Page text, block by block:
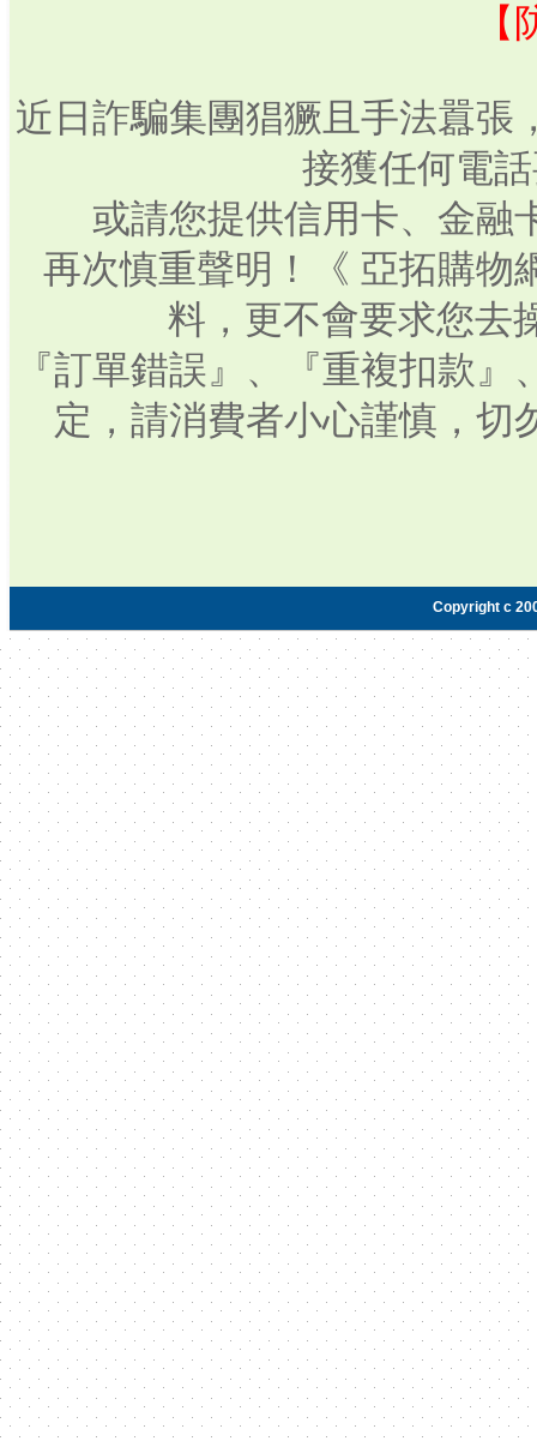
近日詐騙集團猖獗且手法囂張
接獲任何電
或請您提供信用卡、金融
再次慎重聲明！《 亞拓購物
料，更不會要求您去
『訂單錯誤』、『重複扣款
定，請消費者小心謹慎，切
Copyright c